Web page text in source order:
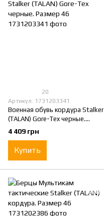
20
Артикул: 1731203341
Военная обувь кордура Stalker
(TALAN) Gore-Tex черные.
Размер 46
4 409 грн
Купить